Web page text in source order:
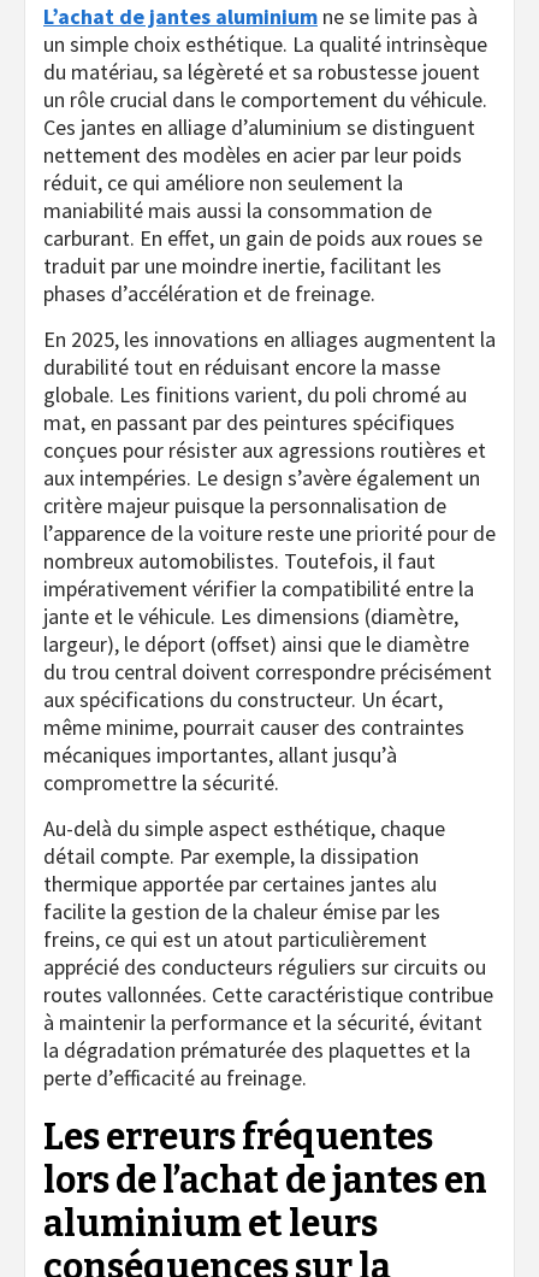
L’achat de jantes aluminium ne se limite pas à
un simple choix esthétique. La qualité intrinsèque
du matériau, sa légèreté et sa robustesse jouent
un rôle crucial dans le comportement du véhicule.
Ces jantes en alliage d’aluminium se distinguent
nettement des modèles en acier par leur poids
réduit, ce qui améliore non seulement la
maniabilité mais aussi la consommation de
carburant. En effet, un gain de poids aux roues se
traduit par une moindre inertie, facilitant les
phases d’accélération et de freinage.
En 2025, les innovations en alliages augmentent la
durabilité tout en réduisant encore la masse
globale. Les finitions varient, du poli chromé au
mat, en passant par des peintures spécifiques
conçues pour résister aux agressions routières et
aux intempéries. Le design s’avère également un
critère majeur puisque la personnalisation de
l’apparence de la voiture reste une priorité pour de
nombreux automobilistes. Toutefois, il faut
impérativement vérifier la compatibilité entre la
jante et le véhicule. Les dimensions (diamètre,
largeur), le déport (offset) ainsi que le diamètre
du trou central doivent correspondre précisément
aux spécifications du constructeur. Un écart,
même minime, pourrait causer des contraintes
mécaniques importantes, allant jusqu’à
compromettre la sécurité.
Au-delà du simple aspect esthétique, chaque
détail compte. Par exemple, la dissipation
thermique apportée par certaines jantes alu
facilite la gestion de la chaleur émise par les
freins, ce qui est un atout particulièrement
apprécié des conducteurs réguliers sur circuits ou
routes vallonnées. Cette caractéristique contribue
à maintenir la performance et la sécurité, évitant
la dégradation prématurée des plaquettes et la
perte d’efficacité au freinage.
Les erreurs fréquentes
lors de l’achat de jantes en
aluminium et leurs
conséquences sur la